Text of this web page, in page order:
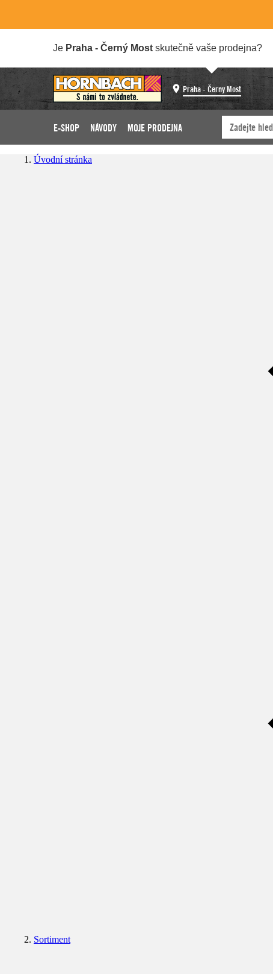
Je Praha - Černý Most skutečně vaše prodejna?
Praha - Černý Most
E-SHOP NÁVODY MOJE PRODEJNA
Úvodní stránka
Sortiment